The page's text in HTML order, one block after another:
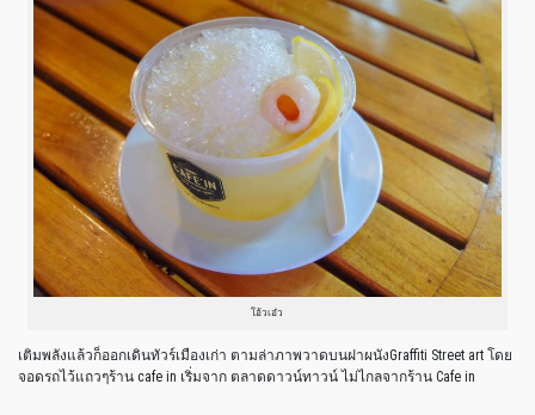
โอ้วเอ๋ว
เติมพลังแล้วก็ออกเดินทัวร์เมืองเก่า ตามล่าภาพวาดบนฝาผนังGraffiti Street art โดย
จอดรถไว้แถวๆร้าน cafe in เริ่มจาก ตลาดดาวน์ทาวน์ ไม่ไกลจากร้าน Cafe in